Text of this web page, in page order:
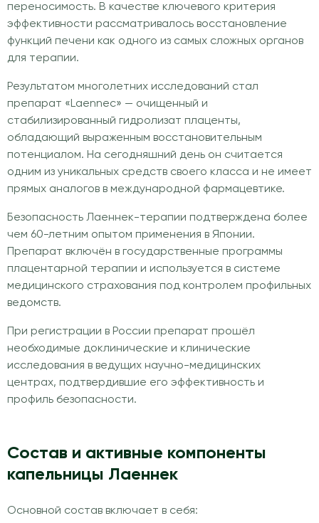
переносимость. В качестве ключевого критерия
эффективности рассматривалось восстановление
функций печени как одного из самых сложных органов
для терапии.
Результатом многолетних исследований стал
препарат «Laennec» — очищенный и
стабилизированный гидролизат плаценты,
обладающий выраженным восстановительным
потенциалом. На сегодняшний день он считается
одним из уникальных средств своего класса и не имеет
прямых аналогов в международной фармацевтике.
Безопасность Лаеннек-терапии подтверждена более
чем 60-летним опытом применения в Японии.
Препарат включён в государственные программы
плацентарной терапии и используется в системе
медицинского страхования под контролем профильных
ведомств.
При регистрации в России препарат прошёл
необходимые доклинические и клинические
исследования в ведущих научно-медицинских
центрах, подтвердившие его эффективность и
профиль безопасности.
Состав и активные компоненты
капельницы Лаеннек
Основной состав включает в себя: